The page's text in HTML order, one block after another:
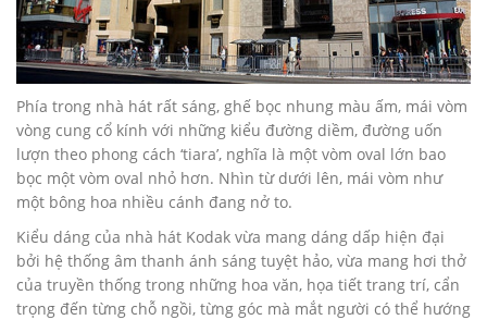
Phía trong nhà hát rất sáng, ghế bọc nhung màu ấm, mái vòm
vòng cung cổ kính với những kiểu đường diềm, đường uốn
lượn theo phong cách ‘tiara’, nghĩa là một vòm oval lớn bao
bọc một vòm oval nhỏ hơn. Nhìn từ dưới lên, mái vòm như
một bông hoa nhiều cánh đang nở to.
Kiểu dáng của nhà hát Kodak vừa mang dáng dấp hiện đại
bởi hệ thống âm thanh ánh sáng tuyệt hảo, vừa mang hơi thở
của truyền thống trong những hoa văn, họa tiết trang trí, cẩn
trọng đến từng chỗ ngồi, từng góc mà mắt người có thể hướng